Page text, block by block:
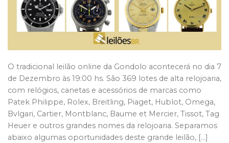
O tradicional leilão online da Gondolo acontecerá no dia 7
de Dezembro às 19:00 hs. São 369 lotes de alta relojoaria,
com relógios, canetas e acessórios de marcas como
Patek Philippe, Rolex, Breitling, Piaget, Hublot, Omega,
Bvlgari, Cartier, Montblanc, Baume et Mercier, Tissot, Tag
Heuer e outros grandes nomes da relojoaria. Separamos
abaixo algumas oportunidades deste grande leilão, […]